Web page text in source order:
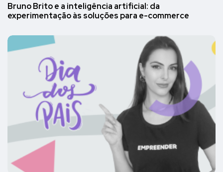
Bruno Brito e a inteligência artificial: da
experimentação às soluções para e-commerce